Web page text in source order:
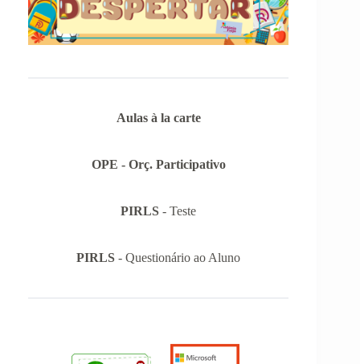
Aulas à la carte
OPE - Orç. Participativo
PIRLS - Teste
PIRLS - Questionário ao Aluno